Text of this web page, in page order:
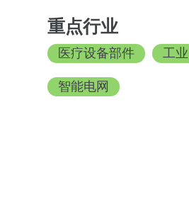
重点行业
医疗设备部件 工业
智能电网